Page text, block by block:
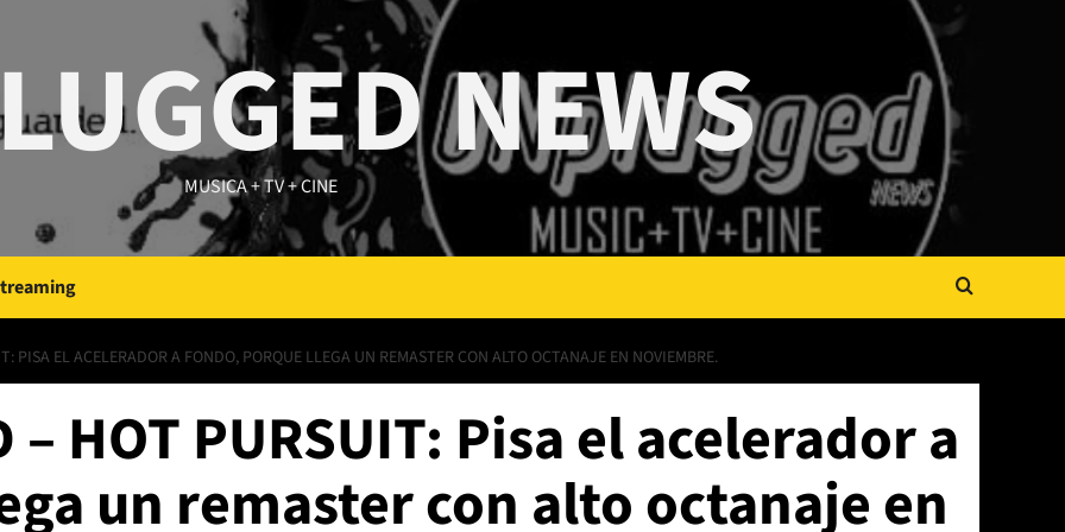
NEWS
MUSICA + TV + CINE
PISA EL ACELERADOR A FONDO, PORQUE LLEGA UN REMASTER CON ALTO OCTANAJE EN NOVIEMBRE.
– HOT PURSUIT: Pisa el acelerador a
un remaster con alto octanaje en